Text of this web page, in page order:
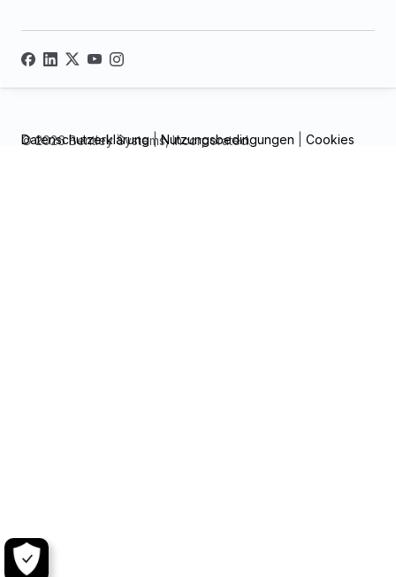
© 2026 Bentley Systems, Incorporated.
Datenschutzerklärung|Nutzungsbedingungen Cookies